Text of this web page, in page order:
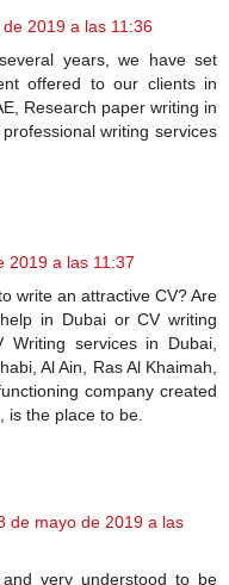
2019 a las 11:36
years, we have set
offered to our clients in
Research paper writing in
writing services
2019 a las 11:37
write an attractive CV? Are
in Dubai or CV writing
services in Dubai,
Al Ain, Ras Al Khaimah,
company created
is the place to be.
de mayo de 2019 a las
very understood to be